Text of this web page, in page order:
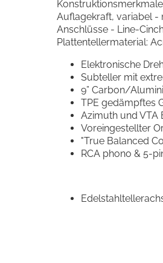
Auflagekraft, variabel -
Anschlüsse - Line-
Plattentellermaterial:
Elektronische
Subteller mit
9” Carbon/
TPE gedämpftes
Azimuth und VTA
Voreingestellter
"True Balanced
RCA phono & 5-